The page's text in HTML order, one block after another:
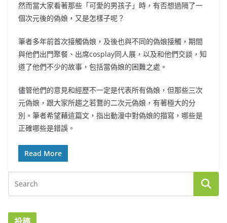
然而當大家看著那些「可愛的男孩子」時，有否想過隔了一
個次元後的偽娘，又是怎樣子呢？
筆者多年前首次接觸偽娘，及後也與不同的偽娘接觸，期間
與他們出門聚餐、出席cosplay同人展，以及和他們交談，知
道了他們不少的故事，包括當偽娘的困難之處。
儘管他們的意見和經歷不一定是代表所有偽娘，但那些三次
元偽娘，跟大家所趨之若鶩的二次元偽娘，有著極大的分
別。筆者希望藉這篇文，指出動漫中對偽娘的描寫，哪些是
正確哪些是錯誤。
Read More